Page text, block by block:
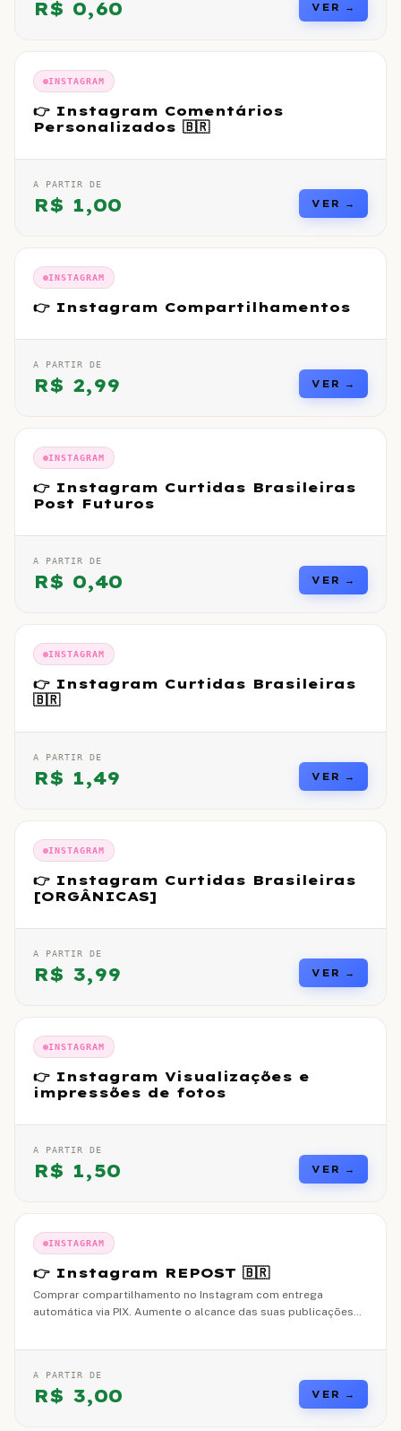
R$ 0,60 VER →
INSTAGRAM
👉 Instagram Comentários
Personalizados 🇧🇷
A PARTIR DE
R$ 1,00 VER →
INSTAGRAM
👉 Instagram Compartilhamentos
A PARTIR DE
R$ 2,99 VER →
INSTAGRAM
👉 Instagram Curtidas Brasileiras
Post Futuros
A PARTIR DE
R$ 0,40 VER →
INSTAGRAM
👉 Instagram Curtidas Brasileiras
🇧🇷
A PARTIR DE
R$ 1,49 VER →
INSTAGRAM
👉 Instagram Curtidas Brasileiras
[ORGÂNICAS]
A PARTIR DE
R$ 3,99 VER →
INSTAGRAM
👉 Instagram Visualizações e
impressões de fotos
A PARTIR DE
R$ 1,50 VER →
INSTAGRAM
👉 Instagram REPOST 🇧🇷
Comprar compartilhamento no Instagram com entrega
automática via PIX. Aumente o alcance das suas publicações
A PARTIR DE
R$ 3,00 VER →